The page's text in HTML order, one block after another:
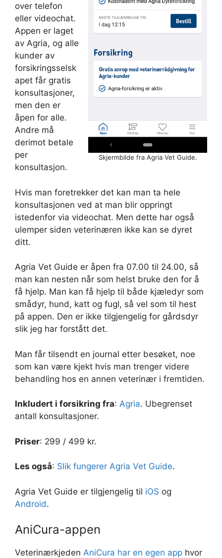
Skjermbilde fra Agria Vet Guide.
over telefon
eller videochat.
Appen er laget
av Agria, og alle
kunder av
forsikringsselsk
apet får gratis
konsultasjoner,
men den er
åpen for alle.
Andre må
derimot betale
per
konsultasjon.
Hvis man foretrekker det kan man ta hele
konsultasjonen ved at man blir oppringt
istedenfor via videochat. Men dette har også
ulemper siden veterinæren ikke kan se dyret
ditt.
Agria Vet Guide er åpen fra 07.00 til 24.00, så
man kan nesten når som helst bruke den for å
få hjelp. Man kan få hjelp til både kjæledyr som
smådyr, hund, katt og fugl, så vel som til hest
på appen. Den er ikke tilgjengelig for gårdsdyr
slik jeg har forstått det.
Man får tilsendt en journal etter besøket, noe
som kan være kjekt hvis man trenger videre
behandling hos en annen veterinær i fremtiden.
Inkludert i forsikring fra: Agria. Ubegrenset
antall konsultasjoner.
Priser: 299 / 499 kr.
Les også: Slik fungerer Agria Vet Guide.
Agria Vet Guide er tilgjengelig til iOS og
Android.
AniCura-appen
Veterinærkjeden AniCura har en egen app hvor